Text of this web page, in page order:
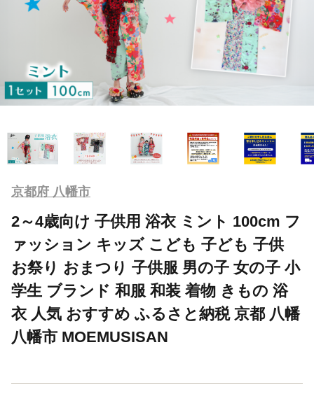
京都府 八幡市
2～4歳向け 子供用 浴衣 ミント 100cm フ
ァッション キッズ こども 子ども 子供
お祭り おまつり 子供服 男の子 女の子 小
学生 ブランド 和服 和装 着物 きもの 浴
衣 人気 おすすめ ふるさと納税 京都 八幡
八幡市 MOEMUSISAN